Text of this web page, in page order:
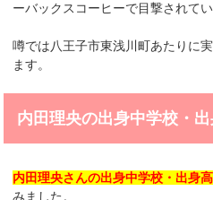
ーバックスコーヒーで目撃されてい
噂では八王子市東浅川町あたりに
ます。
内田理央の出身中学校・
内田理央さんの出身中学校・出身
みました。